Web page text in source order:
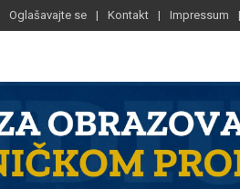
Oglašavajte se Kontakt Impressum